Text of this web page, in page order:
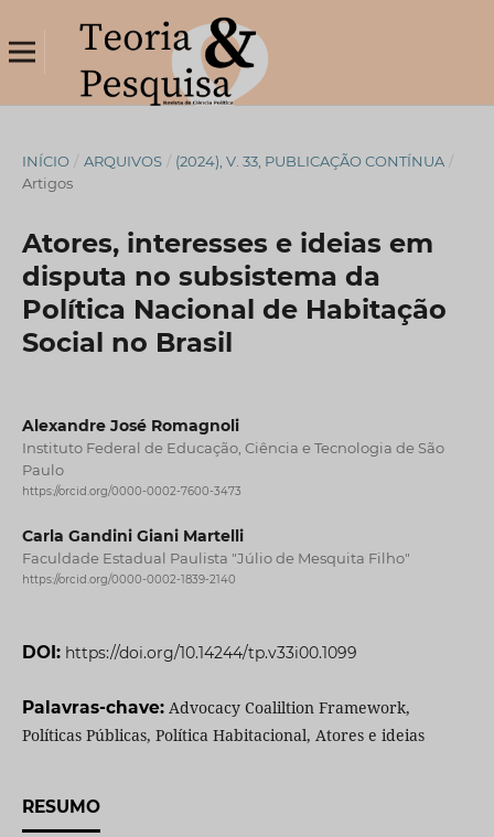
INÍCIO / ARQUIVOS / (2024), V. 33, PUBLICAÇÃO CONTÍNUA /
Artigos
Atores, interesses e ideias em
disputa no subsistema da
Política Nacional de Habitação
Social no Brasil
Alexandre José Romagnoli
Instituto Federal de Educação, Ciência e Tecnologia de São
Paulo
https://orcid.org/0000-0002-7600-3473
Carla Gandini Giani Martelli
Faculdade Estadual Paulista "Júlio de Mesquita Filho"
https://orcid.org/0000-0002-1839-2140
DOI: https://doi.org/10.14244/tp.v33i00.1099
Palavras-chave: Advocacy Coaliltion Framework,
Políticas Públicas, Política Habitacional, Atores e ideias
RESUMO